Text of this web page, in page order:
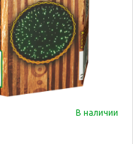
В наличии